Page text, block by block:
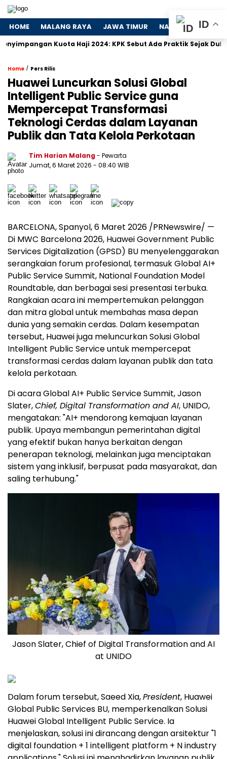
HOME MALANG RAYA JAWA TIMUR NASIONAL
Kuota Haji 2024: KPK Sebut Ada Praktik Sejak Dulu
Home / Pers Rilis
Huawei Luncurkan Solusi Global
Intelligent Public Service guna
Mempercepat Transformasi
Teknologi Cerdas dalam Layanan
Publik dan Tata Kelola Perkotaan
Tim Harian Malang- Pewarta
Jumat, 6 Maret 2026 - 08:40 WIB
BARCELONA, Spanyol, 6 Maret 2026 /PRNewswire/ —
Di MWC Barcelona 2026, Huawei Government Public
Services Digitalization (GPSD) BU menyelenggarakan
serangkaian forum profesional, termasuk Global AI+
Public Service Summit, National Foundation Model
Roundtable, dan berbagai sesi presentasi terbuka.
Rangkaian acara ini mempertemukan pelanggan
dan mitra global untuk membahas masa depan
dunia yang semakin cerdas. Dalam kesempatan
tersebut, Huawei juga meluncurkan Solusi Global
Intelligent Public Service untuk mempercepat
transformasi cerdas dalam layanan publik dan tata
kelola perkotaan.
Di acara Global AI+ Public Service Summit, Jason
Slater,Chief, Digital Transformation and AI, UNIDO,
mengatakan: "AI+ mendorong kemajuan layanan
publik. Upaya membangun pemerintahan digital
yang efektif bukan hanya berkaitan dengan
penerapan teknologi, melainkan juga menciptakan
sistem yang inklusif, berpusat pada masyarakat, dan
saling terhubung."
Jason Slater, Chief of Digital Transformation and AI
at UNIDO
Dalam forum tersebut, Saeed Xia,President, Huawei
Global Public Services BU, memperkenalkan Solusi
Huawei Global Intelligent Public Service. Ia
menjelaskan, solusi ini dirancang dengan arsitektur "1
digital foundation + 1 intelligent platform + N industry
ID